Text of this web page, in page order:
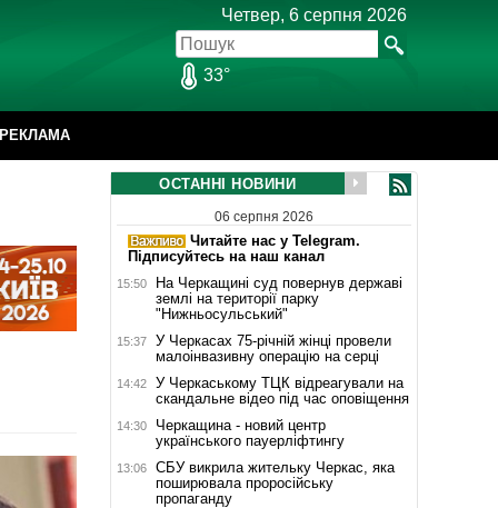
Четвер, 6 серпня 2026
33°
РЕКЛАМА
ОСТАННІ НОВИНИ
06 серпня 2026
Читайте нас у Telegram.
Підписуйтесь на наш канал
15:50
На Черкащині суд повернув державі
землі на території парку
"Нижньосульський"
15:37
У Черкасах 75-річній жінці провели
малоінвазивну операцію на серці
14:42
У Черкаському ТЦК відреагували на
скандальне відео під час оповіщення
14:30
Черкащина - новий центр
українського пауерліфтингу
13:06
СБУ викрила жительку Черкас, яка
поширювала проросійську
пропаганду